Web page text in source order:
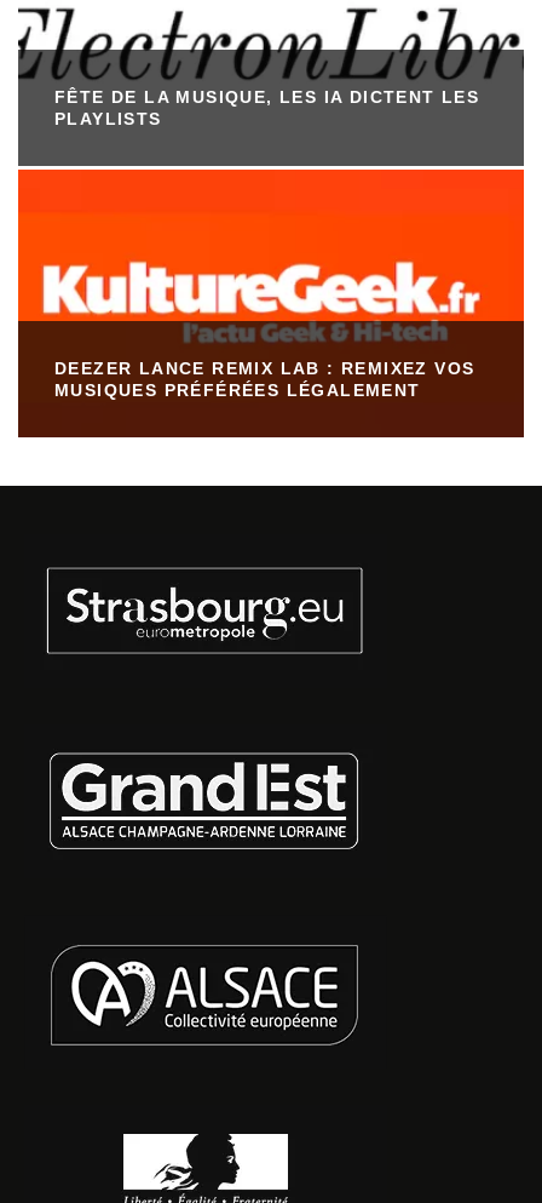
FÊTE DE LA MUSIQUE, LES IA DICTENT LES
PLAYLISTS
DEEZER LANCE REMIX LAB : REMIXEZ VOS
MUSIQUES PRÉFÉRÉES LÉGALEMENT